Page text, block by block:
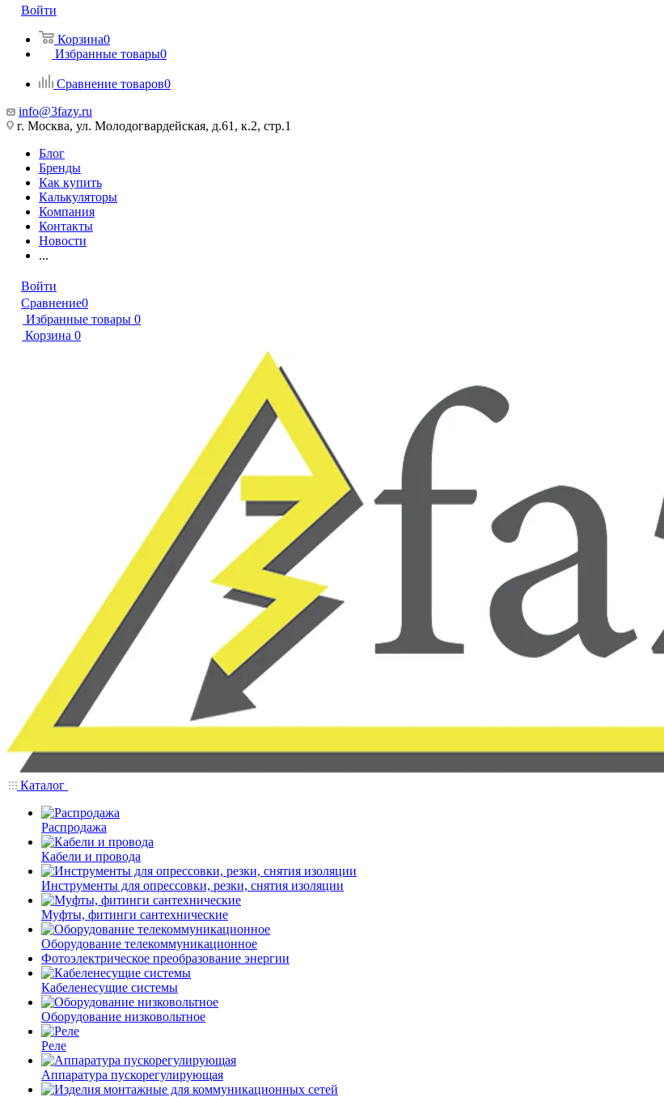
Войти
Корзина0
Избранные товары0
Сравнение товаров0
info@3fazy.ru
г. Москва, ул. Молодогвардейская, д.61, к.2, стр.1
Блог
Бренды
Как купить
Калькуляторы
Компания
Контакты
Новости
...
Войти
Сравнение0
Избранные товары 0
Корзина 0
Каталог
Распродажа
Кабели и провода
Инструменты для опрессовки, резки, снятия изоляции
Муфты, фитинги сантехнические
Оборудование телекоммуникационное
Фотоэлектрическое преобразование энергии
Кабеленесущие системы
Оборудование низковольтное
Реле
Аппаратура пускорегулирующая